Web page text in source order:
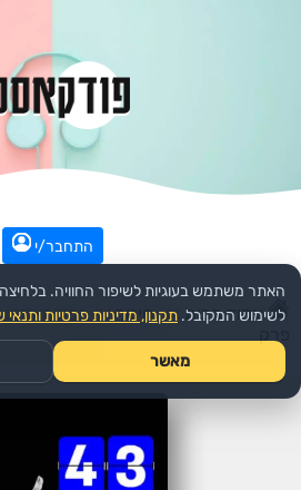
התחבר/י
עמוד הבית >> חינוך >> הפודקאסט:
האתר משתמש בעוגיות לשיפור החוויה.
לשימוש המקובל. תקנון, מדיניות פרטיות ותנאי
מאשר